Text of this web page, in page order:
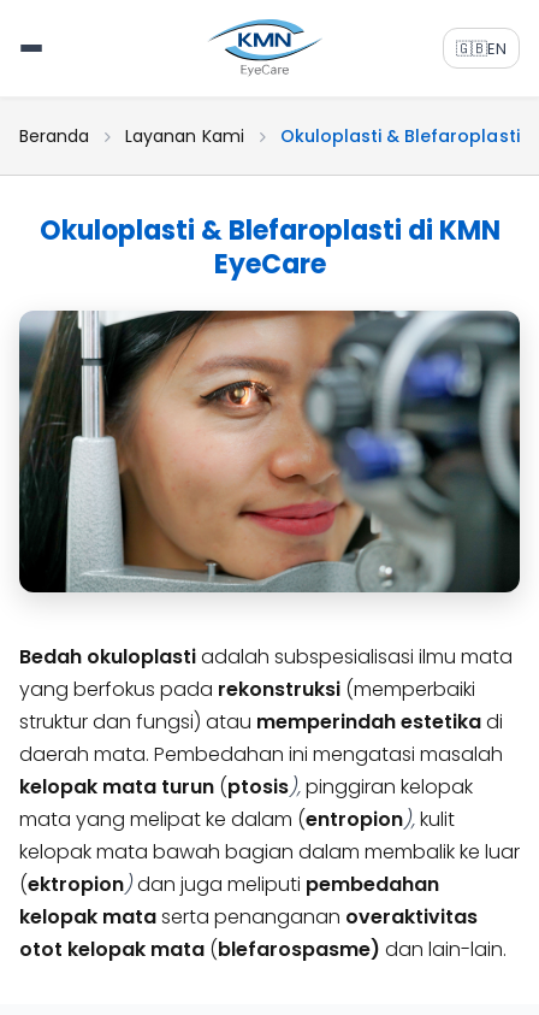
🇬🇧EN
Beranda Layanan Kami Okuloplasti & Blefaroplasti
Okuloplasti & Blefaroplasti di KMN
EyeCare
Bedah okuloplastiadalah subspesialisasi ilmu mata
yang berfokus pada rekonstruksi (memperbaiki
struktur dan fungsi) atau memperindah estetikadi
daerah mata. Pembedahan ini mengatasi masalah
kelopak mata turun (ptosis),pinggiran kelopak
mata yang melipat ke dalam (entropion),kulit
kelopak mata bawah bagian dalam membalik ke luar
(ektropion)dan juga meliputi pembedahan
kelopak mataserta penanganan overaktivitas
otot kelopak mata (blefarospasme) dan lain-lain.